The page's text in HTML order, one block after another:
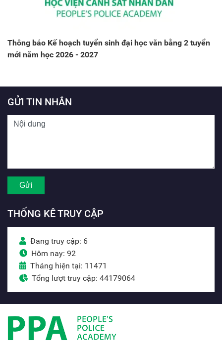
Thông báo Kế hoạch tuyển sinh đại học văn bằng 2 tuyển
mới năm học 2026 - 2027
GỬI TIN NHẮN
THỐNG KÊ TRUY CẬP
Đang truy cập: 6
Hôm nay: 92
Tháng hiện tại: 11471
Tổng lượt truy cập: 44179064